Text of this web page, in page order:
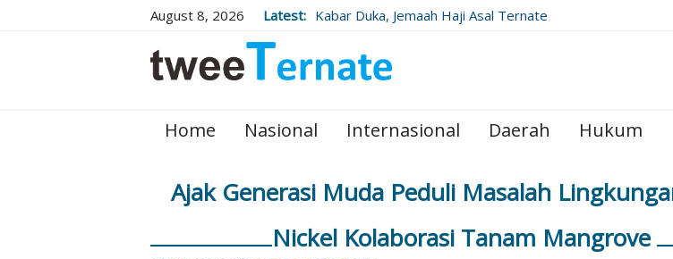
August 8, 2026 Latest: Kabar Duka, Jemaah Haji Asal Ternate
Home Nasional Internasional Daerah Hukum
Ajak Generasi Muda Peduli Masalah
Nickel Kolaborasi Tanam Mangrove